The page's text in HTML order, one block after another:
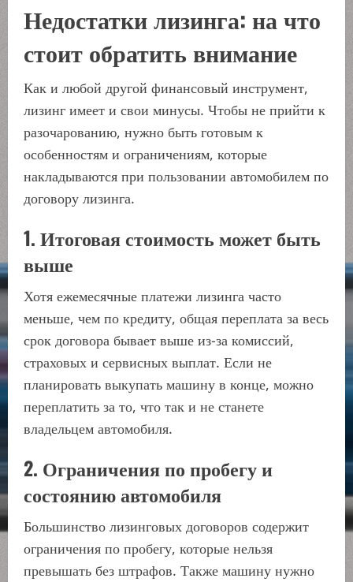
Недостатки лизинга: на что
стоит обратить внимание
Как и любой другой финансовый инструмент,
лизинг имеет и свои минусы. Чтобы не прийти к
разочарованию, нужно быть готовым к
особенностям и ограничениям, которые
накладываются при пользовании автомобилем по
договору лизинга.
1. Итоговая стоимость может быть
выше
Хотя ежемесячные платежи лизинга часто
меньше, чем по кредиту, общая переплата за весь
срок договора бывает выше из-за комиссий,
страховых и сервисных выплат. Если не
планировать выкупать машину в конце, можно
переплатить за то, что так и не станете
владельцем автомобиля.
2. Ограничения по пробегу и
состоянию автомобиля
Большинство лизинговых договоров содержит
ограничения по пробегу, которые нельзя
превышать без штрафов. Также машину нужно